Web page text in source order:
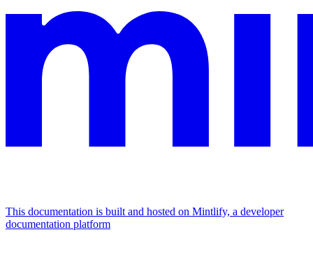
This documentation is built and hosted on Mintlify, a developer
documentation platform